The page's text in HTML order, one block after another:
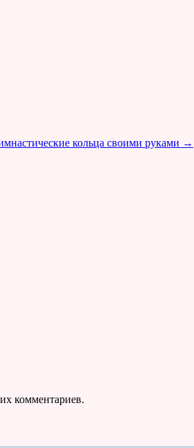
кольца своими руками →
комментариев.